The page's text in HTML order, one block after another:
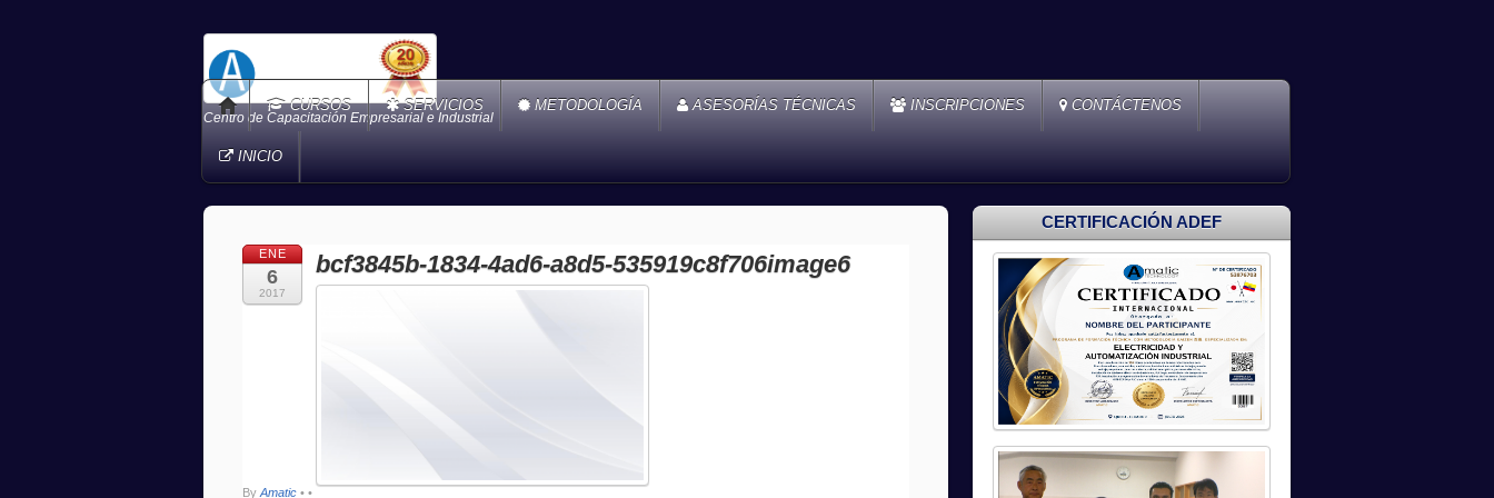
Centro de Capacitación Empresarial e Industrial
CURSOS SERVICIOS METODOLOGÍA ASESORÍAS TÉCNICAS INSCRIPCIONES CONTÁCTENOS
INICIO
ENE
6
2017
bcf3845b-1834-4ad6-a8d5-535919c8f706image6
By Amatic • •
CERTIFICACIÓN ADEF